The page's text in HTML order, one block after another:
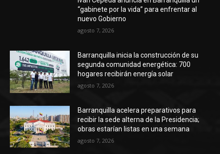
“gabinete por la vida” para enfrentar al
nuevo Gobierno
agosto 7, 2026
Barranquilla inicia la construcción de su
segunda comunidad energética: 700
hogares recibirán energía solar
agosto 7, 2026
Barranquilla acelera preparativos para
recibir la sede alterna de la Presidencia;
obras estarían listas en una semana
agosto 7, 2026